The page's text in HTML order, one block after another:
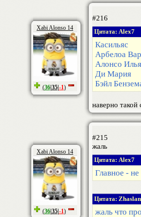
Xabi Alonso 14
(36| 35| -1)
#216
Цитата: Alex7
Касильяс
Арбелоа
Алонсо
Ди Мария
Бэйл
наверно такой
Xabi Alonso 14
(36| 35| -1)
#215
жаль
Цитата: Alex7
Главное - не
Цитата:
жаль что